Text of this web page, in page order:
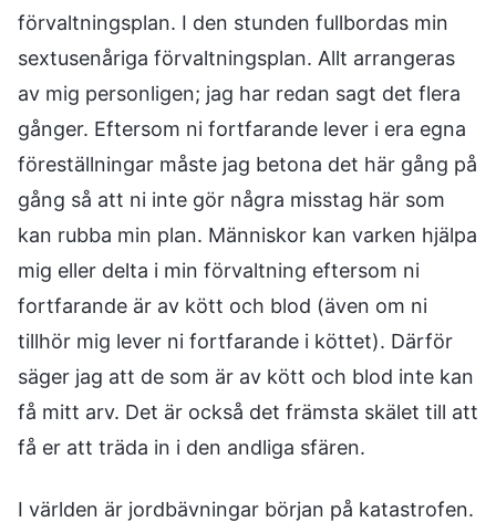
förvaltningsplan. I den stunden fullbordas min
sextusenåriga förvaltningsplan. Allt arrangeras
av mig personligen; jag har redan sagt det flera
gånger. Eftersom ni fortfarande lever i era egna
föreställningar måste jag betona det här gång på
gång så att ni inte gör några misstag här som
kan rubba min plan. Människor kan varken hjälpa
mig eller delta i min förvaltning eftersom ni
fortfarande är av kött och blod (även om ni
tillhör mig lever ni fortfarande i köttet). Därför
säger jag att de som är av kött och blod inte kan
få mitt arv. Det är också det främsta skälet till att
få er att träda in i den andliga sfären.
I världen är jordbävningar början på katastrofen.